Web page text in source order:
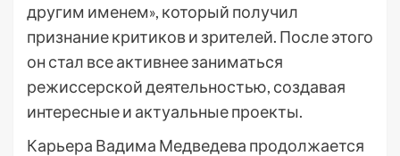
другим именем», который получил
признание критиков и зрителей. После этого
он стал все активнее заниматься
режиссерской деятельностью, создавая
интересные и актуальные проекты.
Карьера Вадима Медведева продолжается